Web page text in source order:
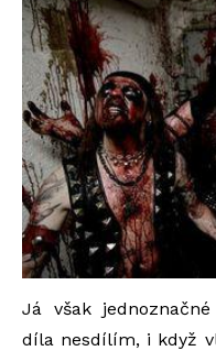
Já však
díla nesdílím, i když